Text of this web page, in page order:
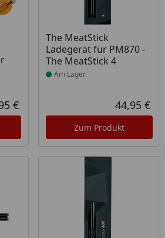
Aktueller Preis
€
The MeatStick
Ladegerät für PM870 -
The MeatStick 4
Produkt am Lager
Am Lager
44,95 €
Zum Produkt